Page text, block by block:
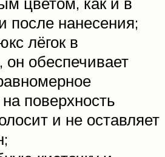
после нанесения;
лёгок в
он обеспечивает
поверхность
и не оставляет